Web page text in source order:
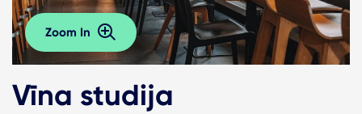
Zoom In
Vīna studija